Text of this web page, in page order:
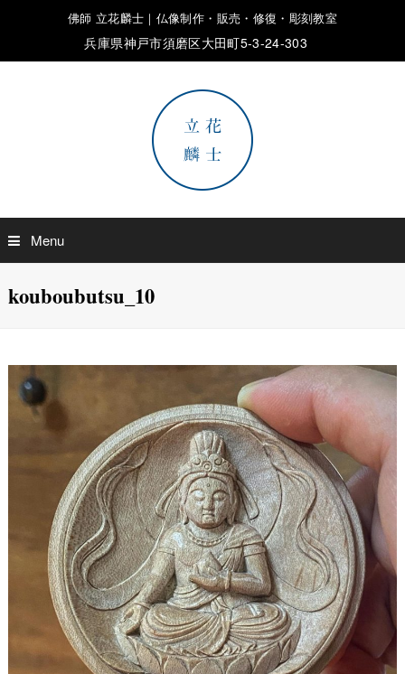
佛師 立花麟士｜仏像制作・販売・修復・彫刻教室
兵庫県神戸市須磨区大田町5-3-24-303
Menu
kouboubutsu_10